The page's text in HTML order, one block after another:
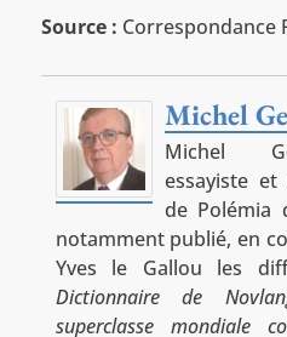
Source : Correspondance
Michel
Michel
essayiste
de Polémia
notamment publié, en
Yves le Gallou les
Dictionnaire de
superclasse mondiale